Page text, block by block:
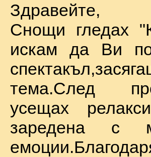
Здравейте,
Снощи гледах
искам да Ви
тема.След
усещах
заредена с